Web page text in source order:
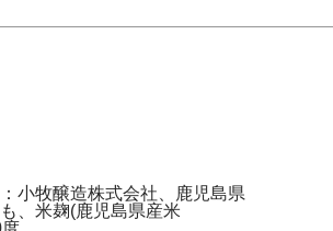
小牧醸造株式会社、鹿児島県
、米麹(鹿児島県産米